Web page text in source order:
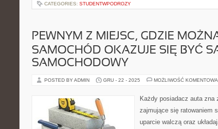
CATEGORIES: STUDENTWPODROZY
PEWNYM Z MIEJSC, GDZIE
SAMOCHÓD OKAZUJE SIĘ BYĆ
SAMOCHODOWY
POSTED BY ADMIN GRU - 22 - 2025 MOŻLIWOŚĆ
Każdy posiadacz auta zna
zajmujące się ratowaniem
uparcie walczą oraz